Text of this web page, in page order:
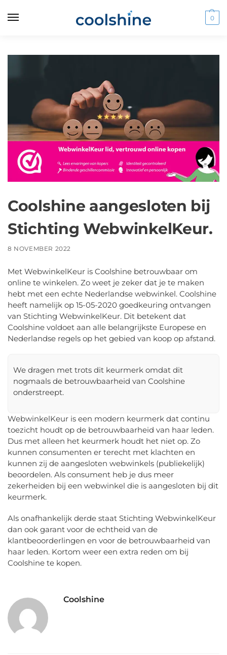
0
Coolshine aangesloten bij
Stichting WebwinkelKeur.
8 NOVEMBER 2022
Met WebwinkelKeur is Coolshine betrouwbaar om
online te winkelen. Zo weet je zeker dat je te maken
hebt met een echte Nederlandse webwinkel. Coolshine
heeft namelijk op 15-05-2020 goedkeuring ontvangen
van Stichting WebwinkelKeur. Dit betekent dat
Coolshine voldoet aan alle belangrijkste Europese en
Nederlandse regels op het gebied van koop op afstand.
We dragen met trots dit keurmerk omdat dit
nogmaals de betrouwbaarheid van Coolshine
onderstreept.
WebwinkelKeur is een modern keurmerk dat continu
toezicht houdt op de betrouwbaarheid van haar leden.
Dus met alleen het keurmerk houdt het niet op. Zo
kunnen consumenten er terecht met klachten en
kunnen zij de aangesloten webwinkels (publiekelijk)
beoordelen. Als consument heb je dus meer
zekerheiden bij een webwinkel die is aangesloten bij dit
keurmerk.
Als onafhankelijk derde staat Stichting WebwinkelKeur
dan ook garant voor de echtheid van de
klantbeoorderlingen en voor de betrouwbaarheid van
haar leden. Kortom weer een extra reden om bij
Coolshine te kopen.
Coolshine